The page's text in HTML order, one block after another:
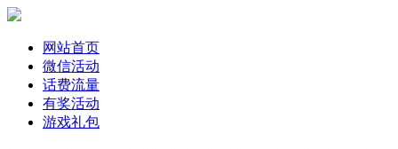
网站首页
微信活动
话费流量
有奖活动
游戏礼包